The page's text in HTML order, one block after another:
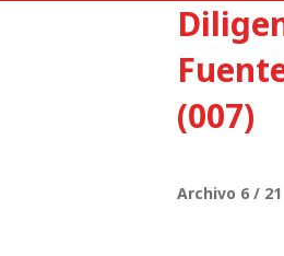
(007)
Archivo 6 / 21